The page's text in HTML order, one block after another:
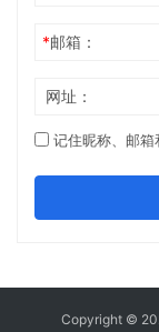
*邮箱：
网址：
记住昵称、邮箱
Copyright ©